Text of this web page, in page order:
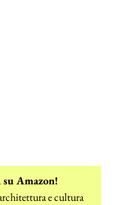
Amazon!
e cultura